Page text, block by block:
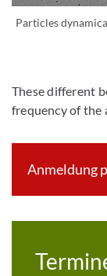
Particles
These different
frequency of the
Anmeldung